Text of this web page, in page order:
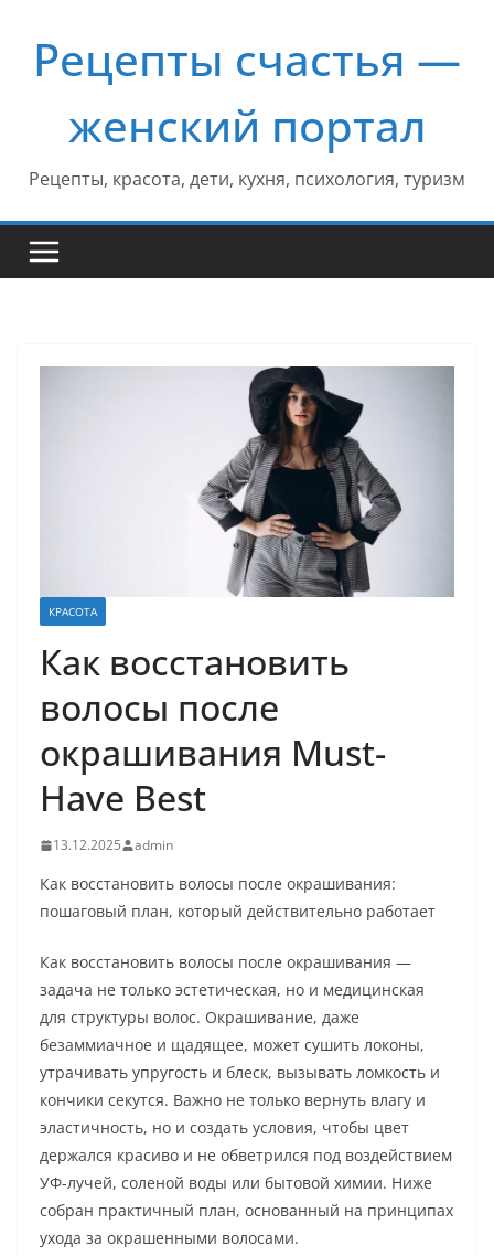
содержимому
Рецепты счастья —
женский портал
Рецепты, красота, дети, кухня, психология, туризм
КРАСОТА
Как восстановить
волосы после
окрашивания Must-
Have Best
13.12.2025 admin
Как восстановить волосы после окрашивания:
пошаговый план, который действительно работает
Как восстановить волосы после окрашивания —
задача не только эстетическая, но и медицинская
для структуры волос. Окрашивание, даже
безаммиачное и щадящее, может сушить локоны,
утрачивать упругость и блеск, вызывать ломкость и
кончики секутся. Важно не только вернуть влагу и
эластичность, но и создать условия, чтобы цвет
держался красиво и не обветрился под воздействием
УФ-лучей, соленой воды или бытовой химии. Ниже
собран практичный план, основанный на принципах
ухода за окрашенными волосами.